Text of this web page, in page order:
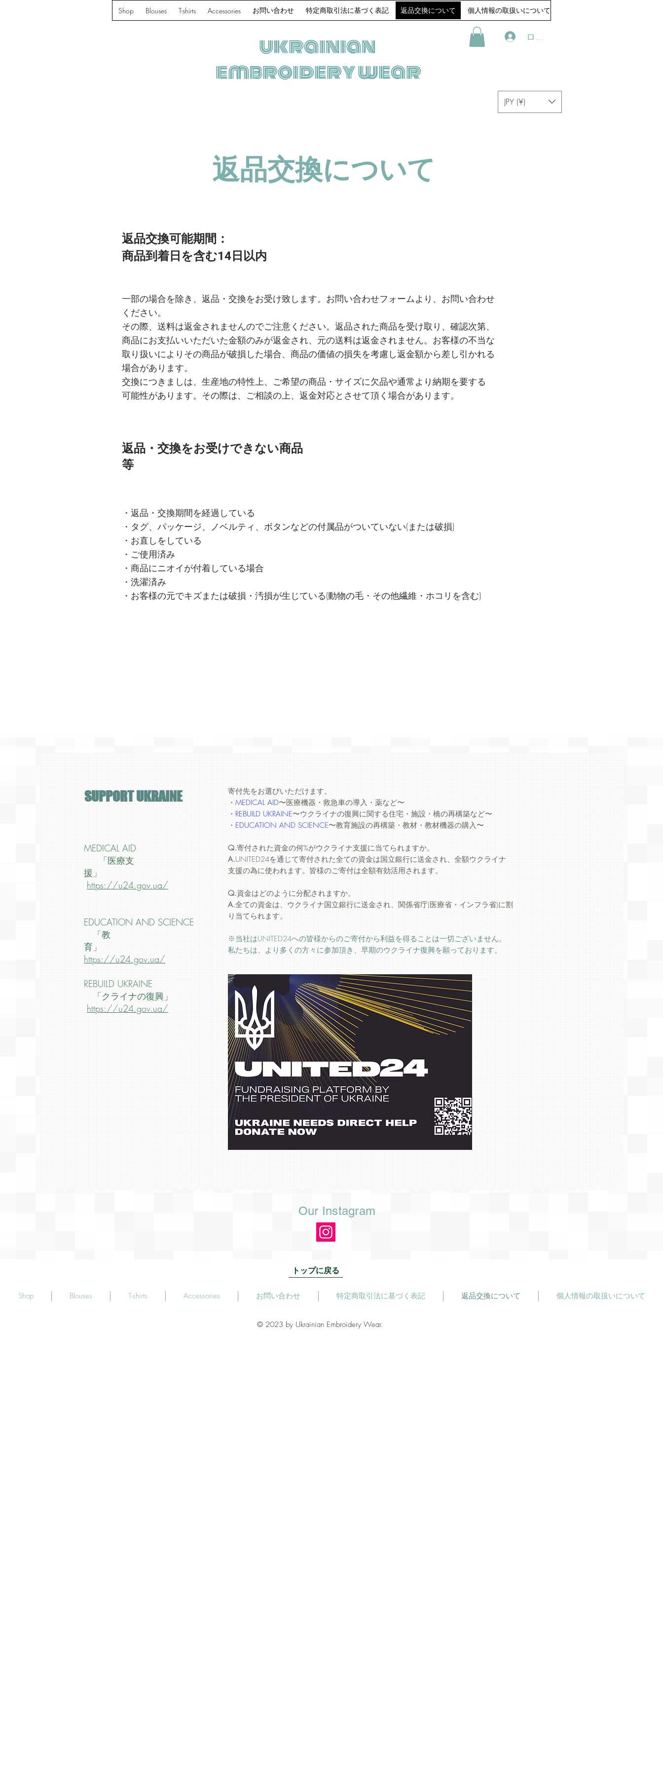
Shop Blouses T-shirts Accessories お問い合わせ 特定商取引法に基づく表記 返品交換について 個人情報の取扱いについて
ukrainian
embroidery wear
ログイン
JPY (¥)
返品交換について
返品交換可能期間：
商品到着日を含む14日以内
一部の場合を除き、返品・交換をお受け致します。お問い合わせフォームより、お問い合わせ
ください。
その際、送料は返金されませんのでご注意ください。返品された商品を受け取り、確認次第、
商品にお支払いいただいた金額のみが返金され、元の送料は返金されません。お客様の不当な
取り扱いによりその商品が破損した場合、商品の価値の損失を考慮し返金額から差し引かれる
場合があります。
交換につきましは、生産地の特性上、ご希望の商品・サイズに欠品や通常より納期を要する
可能性があります。その際は、ご相談の上、返金対応とさせて頂く場合があります。
返品・交換をお受けできない商品
等
・返品・交換期間を経過している
・タグ、パッケージ、ノベルティ、ボタンなどの付属品がついていない(または破損)
・お直しをしている
・ご使用済み
・商品にニオイが付着している場合
・洗濯済み
・お客様の元でキズまたは破損・汚損が生じている(動物の毛・その他繊維・ホコリを含む)
SUPPORT UKRAINE
MEDICAL AID
「医療支
援」
https://u24.gov.ua/
EDUCATION AND SCIENCE
「教
育」
https://u24.gov.ua/
REBUILD UKRAINE
「クライナの復興」
https://u24.gov.ua/
寄付先をお選びいただけます。
・MEDICAL AID〜医療機器・救急車の導入・薬など〜
・ REBUILD UKRAINE〜ウクライナの復興に関する住宅・施設・橋の再構築など〜
・ EDUCATION AND SCIENCE〜教育施設の再構築・教材・教材機器の購入〜
Q.寄付された資金の何%がウクライナ支援に当てられますか。
A.UNITED24を通じて寄付された全ての資金は国立銀行に送金され、全額ウクライナ
支援の為に使われます。皆様のご寄付は全額有効活用されます。
Q.資金はどのように分配されますか。
A.全ての資金は、ウクライナ国立銀行に送金され、関係省庁(医療省・インフラ省)に割
り当てられます。
※当社はUNITED24への皆様からのご寄付から利益を得ることは一切ございません。
私たちは、より多くの方々に参加頂き、早期のウクライナ復興を願っております。
Our Instagram
トップに戻る
Shop Blouses T-shirts Accessories お問い合わせ 特定商取引法に基づく表記 返品交換について 個人情報の取扱いについて
© 2023 by Ukrainian Embroidery Wear.